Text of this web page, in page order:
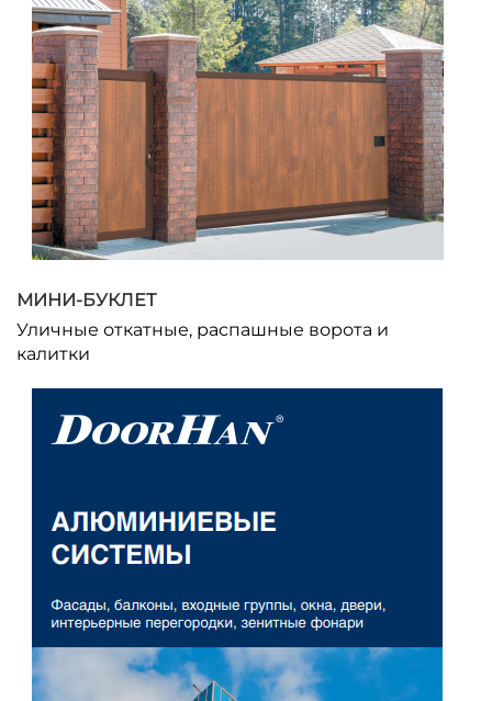
МИНИ-БУКЛЕТ
Уличные откатные, распашные ворота и
калитки